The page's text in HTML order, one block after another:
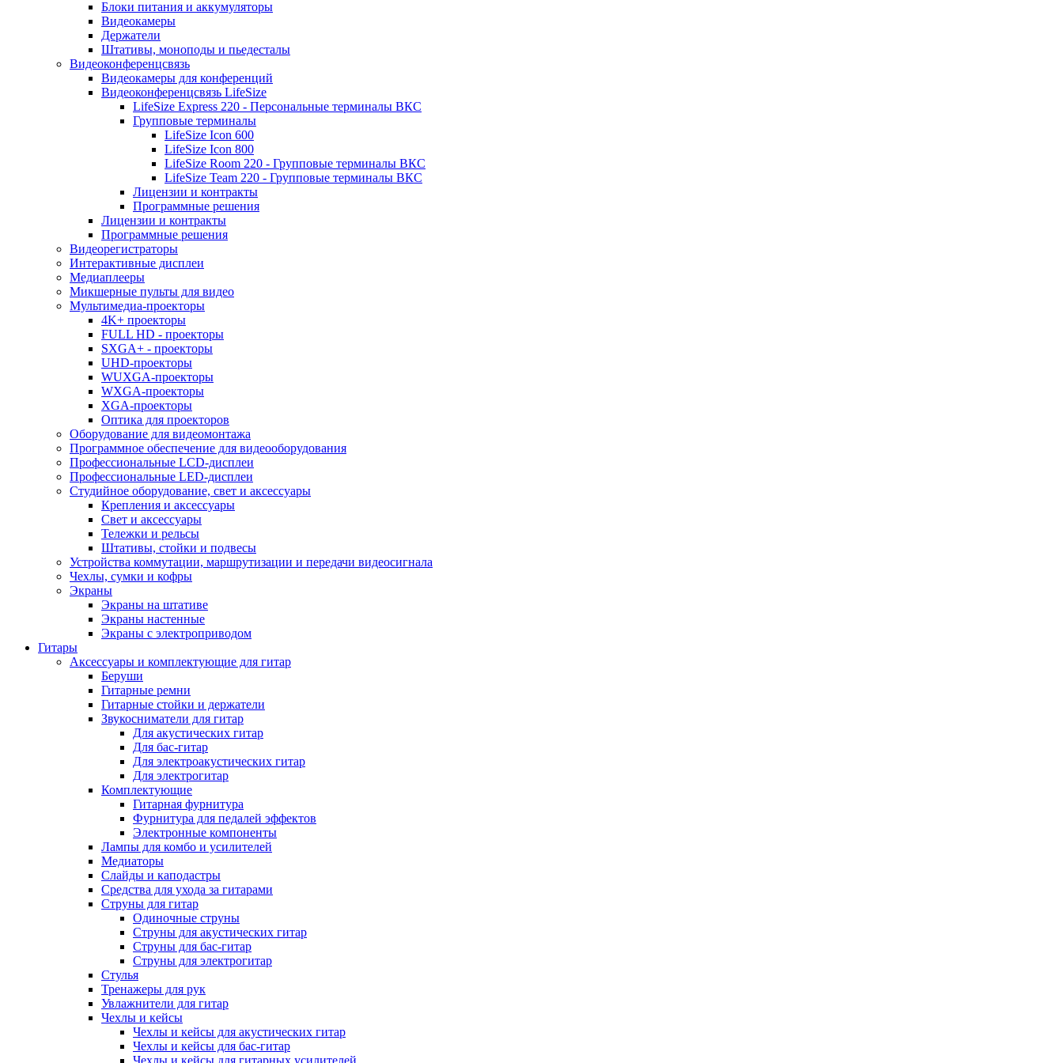
Блоки питания и аккумуляторы
Видеокамеры
Держатели
Штативы, моноподы и пьедесталы
Видеоконференцсвязь
Видеокамеры для конференций
Видеоконференцсвязь LifeSize
LifeSize Express 220 - Персональные терминалы ВКС
Групповые терминалы
LifeSize Icon 600
LifeSize Icon 800
LifeSize Room 220 - Групповые терминалы ВКС
LifeSize Team 220 - Групповые терминалы ВКС
Лицензии и контракты
Программные решения
Лицензии и контракты
Программные решения
Видеорегистраторы
Интерактивные дисплеи
Медиаплееры
Микшерные пульты для видео
Мультимедиа-проекторы
4K+ проекторы
FULL HD - проекторы
SXGA+ - проекторы
UHD-проекторы
WUXGA-проекторы
WXGA-проекторы
XGA-проекторы
Оптика для проекторов
Оборудование для видеомонтажа
Программное обеспечение для видеооборудования
Профессиональные LCD-дисплеи
Профессиональные LED-дисплеи
Студийное оборудование, свет и аксессуары
Крепления и аксессуары
Свет и аксессуары
Тележки и рельсы
Штативы, стойки и подвесы
Устройства коммутации, маршрутизации и передачи видеосигнала
Чехлы, сумки и кофры
Экраны
Экраны на штативе
Экраны настенные
Экраны с электроприводом
Гитары
Аксессуары и комплектующие для гитар
Беруши
Гитарные ремни
Гитарные стойки и держатели
Звукосниматели для гитар
Для акустических гитар
Для бас-гитар
Для электроакустических гитар
Для электрогитар
Комплектующие
Гитарная фурнитура
Фурнитура для педалей эффектов
Электронные компоненты
Лампы для комбо и усилителей
Медиаторы
Слайды и каподастры
Средства для ухода за гитарами
Струны для гитар
Одиночные струны
Струны для акустических гитар
Струны для бас-гитар
Струны для электрогитар
Стулья
Тренажеры для рук
Увлажнители для гитар
Чехлы и кейсы
Чехлы и кейсы для акустических гитар
Чехлы и кейсы для бас-гитар
Чехлы и кейсы для гитарных усилителей